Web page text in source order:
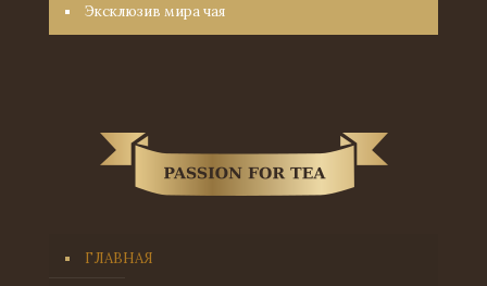
Эксклюзив мира чая
ГЛАВНАЯ